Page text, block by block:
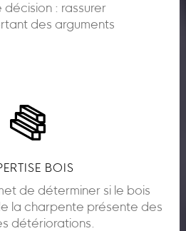
décision : rassurer
des arguments
BOIS
de déterminer si le bois
la charpente présente des
détériorations.